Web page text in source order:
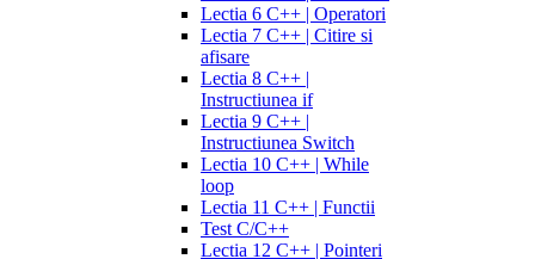
Lectia 6 C++ | Operatori
Lectia 7 C++ | Citire si
afisare
Lectia 8 C++ |
Instructiunea if
Lectia 9 C++ |
Instructiunea Switch
Lectia 10 C++ | While
loop
Lectia 11 C++ | Functii
Test C/C++
Lectia 12 C++ | Pointeri